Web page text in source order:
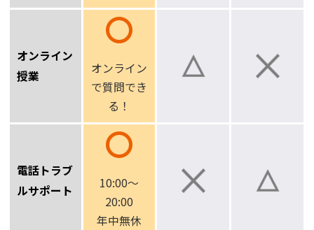
オンライン
授業
オンライン
で質問でき
る！
電話トラブ
ルサポート
10:00～
20:00
年中無休